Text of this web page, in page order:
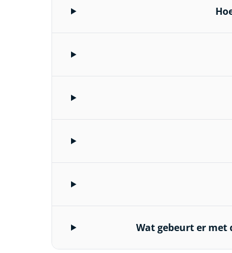
Wat gebeurt er met